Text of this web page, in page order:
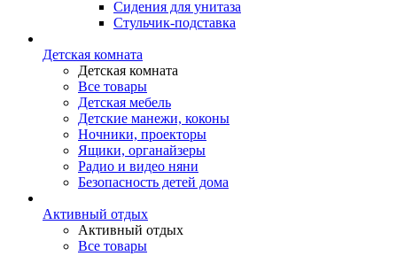
Сидения для унитаза
Стульчик-подставка
Детская комната
Детская комната
Все товары
Детская мебель
Детские манежи, коконы
Ночники, проекторы
Ящики, органайзеры
Радио и видео няни
Безопасность детей дома
Активный отдых
Активный отдых
Все товары